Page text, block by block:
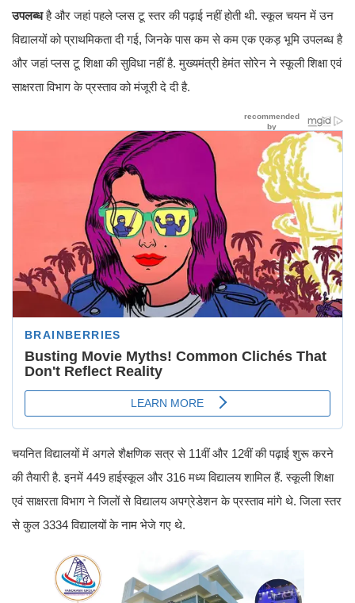
उपलब्धहै और जहां पहले प्लस टू स्तर की पढ़ाई नहीं होती थी. स्कूल चयन में उन
विद्यालयों को प्राथमिकता दी गई, जिनके पास कम से कम एक एकड़ भूमि उपलब्ध है
और जहां प्लस टू शिक्षा की सुविधा नहीं है. मुख्यमंत्री हेमंत सोरेन ने स्कूली शिक्षा एवं
साक्षरता विभाग के प्रस्ताव को मंजूरी दे दी है.
चयनित विद्यालयों में अगले शैक्षणिक सत्र से 11वीं और 12वीं की पढ़ाई शुरू करने
की तैयारी है. इनमें 449 हाईस्कूल और 316 मध्य विद्यालय शामिल हैं. स्कूली शिक्षा
एवं साक्षरता विभाग ने जिलों से विद्यालय अपग्रेडेशन के प्रस्ताव मांगे थे. जिला स्तर
से कुल 3334 विद्यालयों के नाम भेजे गए थे.